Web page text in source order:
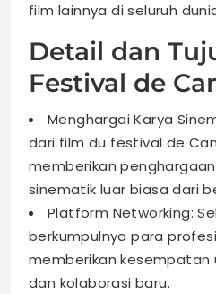
film lainnya di seluruh
Detail dan
Festival de
Menghargai Karya
dari film du festival de
memberikan
sinematik luar biasa dari
Platform Networking:
berkumpulnya para
memberikan kesempatan
dan kolaborasi baru.